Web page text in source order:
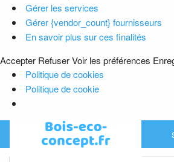
Gérer les services
Gérer {vendor_count} fournisseurs
En savoir plus sur ces finalités
Accepter RefuserVoir les préférences
Politique de cookies
Politique de cookie